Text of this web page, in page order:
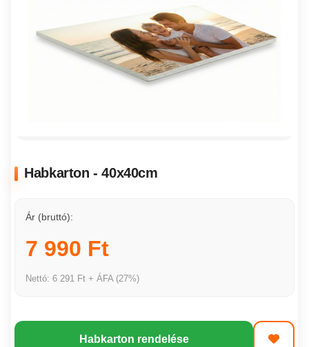
Habkarton - 40x40cm
Ár (bruttó):
7 990 Ft
Nettó: 6 291 Ft + ÁFA (27%)
Habkarton rendelése